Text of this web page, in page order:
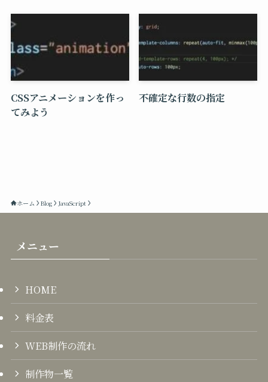
CSSアニメーションを作っ
てみよう
不確定な行数の指定
ホーム Blog JavaScript
メニュー
HOME
料金表
WEB制作の流れ
制作物一覧